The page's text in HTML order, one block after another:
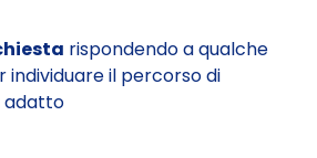
rispondendo a qualche
individuare il percorso di
adatto